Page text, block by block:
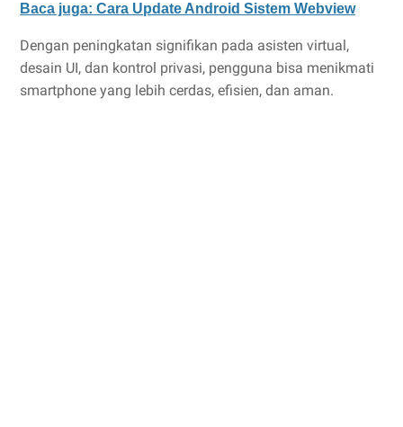
Baca juga: Cara Update Android Sistem Webview
Dengan peningkatan signifikan pada asisten virtual,
desain UI, dan kontrol privasi, pengguna bisa menikmati
smartphone yang lebih cerdas, efisien, dan aman.